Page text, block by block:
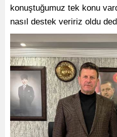
konuştuğumuz tek konu
nasıl destek veririz oldu